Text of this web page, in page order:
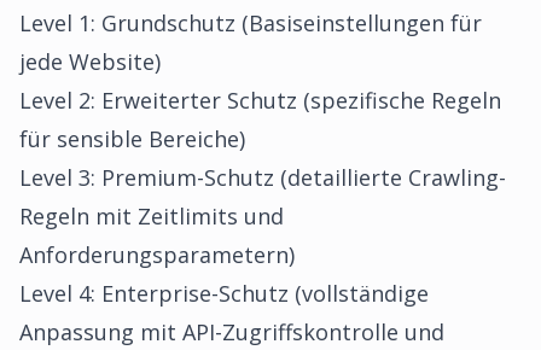
Level 1: Grundschutz (Basiseinstellungen für
jede Website)
Level 2: Erweiterter Schutz (spezifische Regeln
für sensible Bereiche)
Level 3: Premium-Schutz (detaillierte Crawling-
Regeln mit Zeitlimits und
Anforderungsparametern)
Level 4: Enterprise-Schutz (vollständige
Anpassung mit API-Zugriffskontrolle und